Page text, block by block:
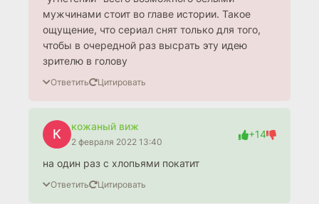
мужчинами стоит во главе истории. Такое
ощущение, что сериал снят только для того,
чтобы в очередной раз высрать эту идею
зрителю в голову
Ответить Цитировать
К
кожаный виж
2 февраля 2022 13:40
+14
на один раз с хлопьями покатит
Ответить Цитировать